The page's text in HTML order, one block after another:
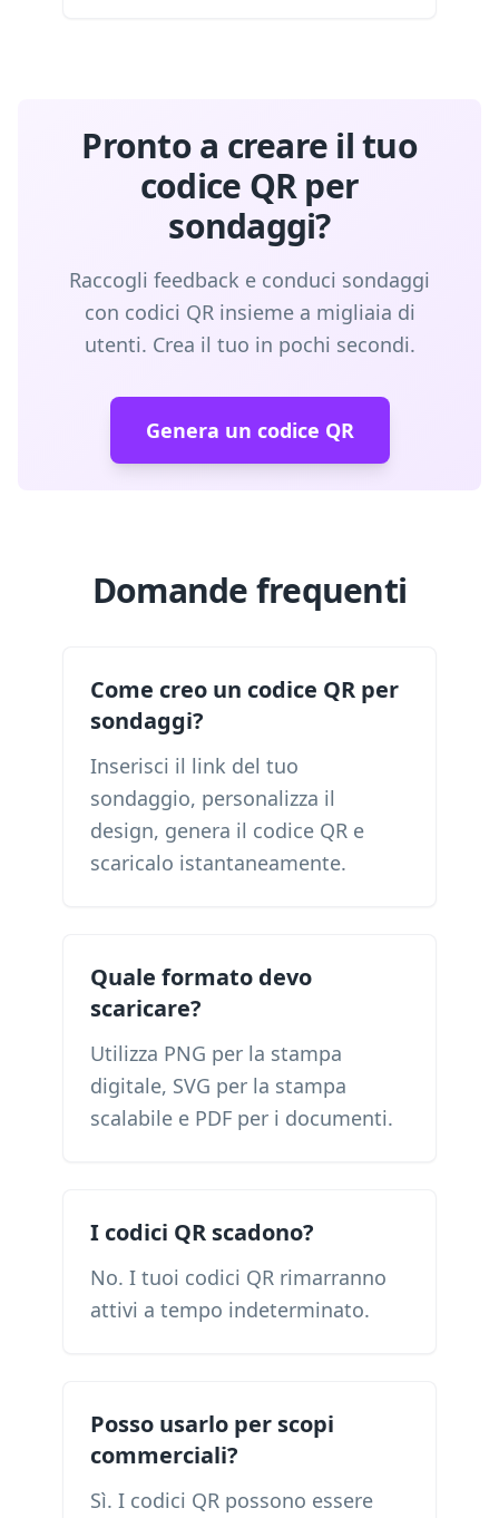
Pronto a creare il tuo
codice QR per
sondaggi?
Raccogli feedback e conduci sondaggi
con codici QR insieme a migliaia di
utenti. Crea il tuo in pochi secondi.
Genera un codice QR
Domande frequenti
Come creo un codice QR per
sondaggi?
Inserisci il link del tuo
sondaggio, personalizza il
design, genera il codice QR e
scaricalo istantaneamente.
Quale formato devo
scaricare?
Utilizza PNG per la stampa
digitale, SVG per la stampa
scalabile e PDF per i documenti.
I codici QR scadono?
No. I tuoi codici QR rimarranno
attivi a tempo indeterminato.
Posso usarlo per scopi
commerciali?
Sì. I codici QR possono essere